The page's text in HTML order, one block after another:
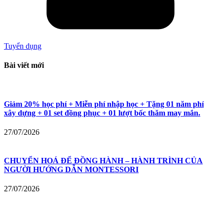
Tuyển dụng
Bài viết mới
Giảm 20% học phí + Miễn phí nhập học + Tặng 01 năm phí
xây dựng + 01 set đồng phục + 01 lượt bốc thăm may mắn.
27/07/2026
CHUYỂN HOÁ ĐỂ ĐỒNG HÀNH – HÀNH TRÌNH CỦA
NGƯỜI HƯỚNG DẪN MONTESSORI
27/07/2026